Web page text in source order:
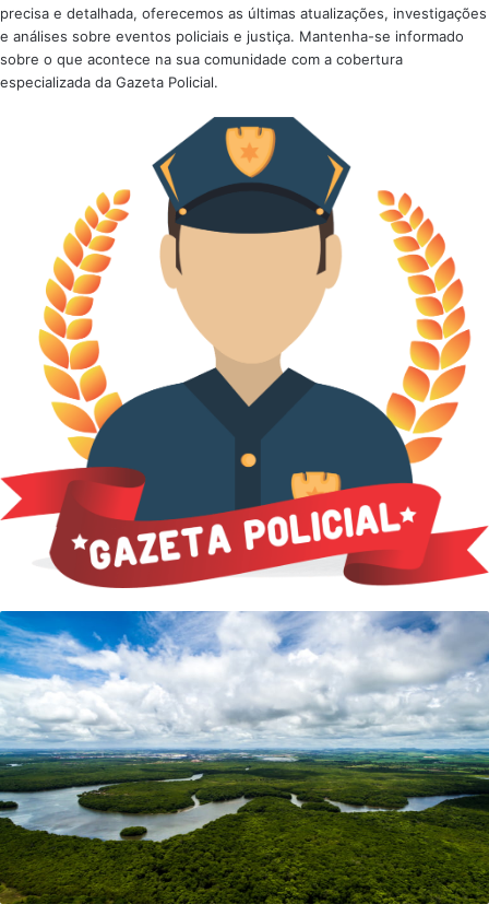
precisa e detalhada, oferecemos as últimas atualizações, investigações
e análises sobre eventos policiais e justiça. Mantenha-se informado
sobre o que acontece na sua comunidade com a cobertura
especializada da Gazeta Policial.